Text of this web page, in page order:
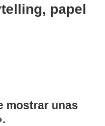
papel
mostrar unas